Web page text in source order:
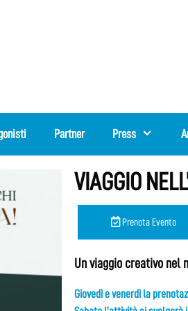
Partner Press
VIAGGIO
Prenota Evento
Un viaggio creativo nel
Giovedì e venerdì la